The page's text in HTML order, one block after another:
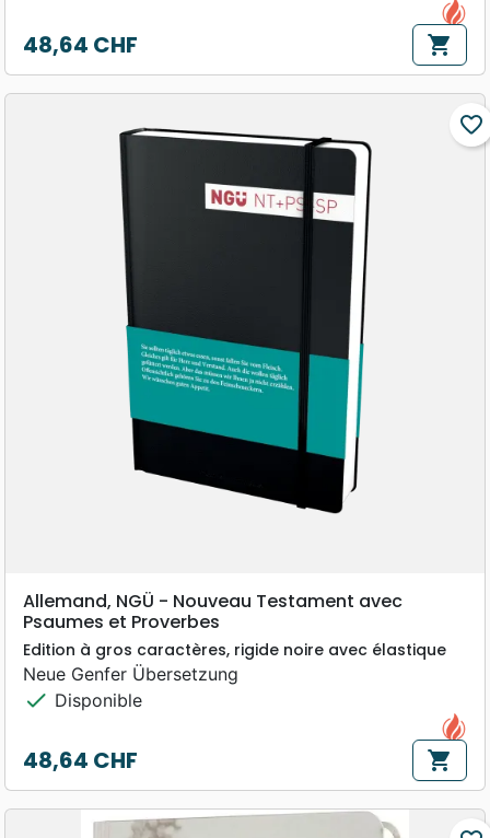
Prix
48,64 CHF shopping_cart
favorite_border
Allemand, NGÜ - Nouveau Testament avec
Psaumes et Proverbes
Edition à gros caractères, rigide noire avec élastique
Neue Genfer Übersetzung
check Disponible
Prix
48,64 CHF shopping_cart